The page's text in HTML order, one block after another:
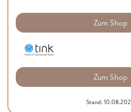
Zum Shop
Zum Shop
Stand: